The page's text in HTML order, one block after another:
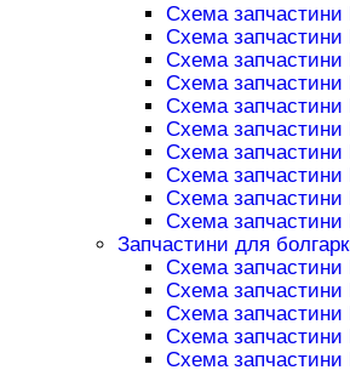
Схема запчастини
Схема запчастини
Схема запчастини
Схема запчастини
Схема запчастини
Схема запчастини
Схема запчастини
Схема запчастини
Схема запчастини
Схема запчастини
Запчастини для
Схема запчастини
Схема запчастини
Схема запчастини
Схема запчастини
Схема запчастини